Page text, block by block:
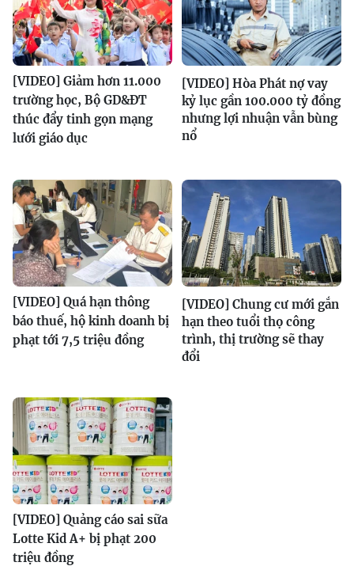
[VIDEO] Giảm hơn 11.000
trường học, Bộ GD&ĐT
thúc đẩy tinh gọn mạng
lưới giáo dục
[VIDEO] Hòa Phát nợ vay
kỷ lục gần 100.000 tỷ đồng
nhưng lợi nhuận vẫn bùng
nổ
[VIDEO] Quá hạn thông
báo thuế, hộ kinh doanh bị
phạt tới 7,5 triệu đồng
[VIDEO] Chung cư mới gắn
hạn theo tuổi thọ công
trình, thị trường sẽ thay
đổi
[VIDEO] Quảng cáo sai sữa
Lotte Kid A+ bị phạt 200
triệu đồng